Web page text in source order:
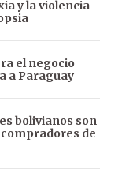
y la violencia
el negocio
a Paraguay
bolivianos son
de